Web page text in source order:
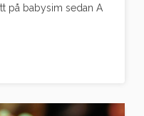
på babysim sedan A